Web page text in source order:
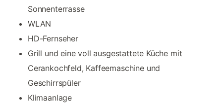
Sonnenterrasse
WLAN
HD-Fernseher
Grill und eine voll ausgestattete Küche mit
Cerankochfeld, Kaffeemaschine und
Geschirrspüler
Klimaanlage